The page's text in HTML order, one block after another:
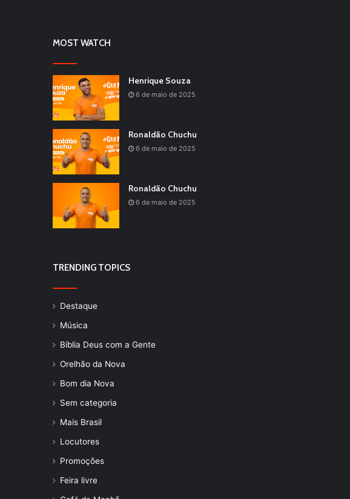
MOST WATCH
Henrique Souza
6 de maio de 2025
Ronaldão Chuchu
6 de maio de 2025
Ronaldão Chuchu
6 de maio de 2025
TRENDING TOPICS
Destaque
Música
Bíblia Deus com a Gente
Orelhão da Nova
Bom dia Nova
Sem categoria
Mais Brasil
Locutores
Promoções
Feira livre